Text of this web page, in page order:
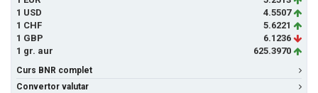
1 USD
4.5507
1 CHF
5.6221
1 GBP
6.1236
1 gr. aur
625.3970
Curs BNR complet
Convertor valutar